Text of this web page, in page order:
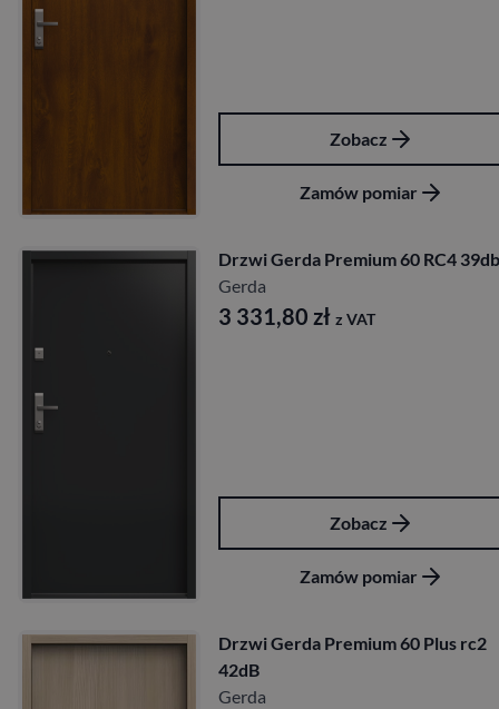
Zobacz
Zamów pomiar
Drzwi Gerda Premium 60 RC4 39db
Gerda
3 331,80 zł z VAT
Zobacz
Zamów pomiar
Drzwi Gerda Premium 60 Plus rc2
42dB
Gerda